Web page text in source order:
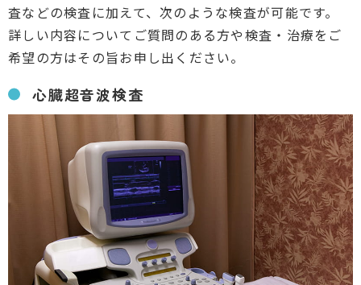
査などの検査に加えて、次のような検査が可能です。
詳しい内容についてご質問のある方や検査・治療をご
希望の方はその旨お申し出ください。
心臓超音波検査